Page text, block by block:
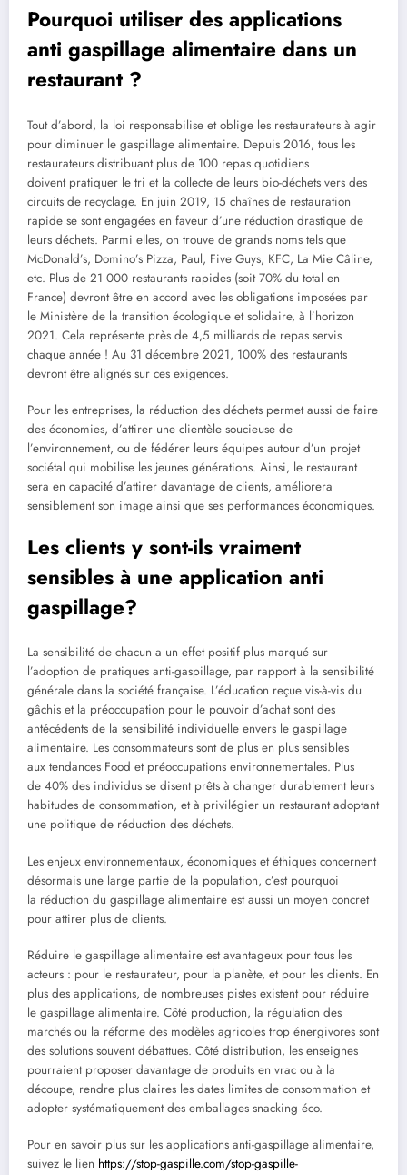
Pourquoi utiliser des applications
anti gaspillage alimentaire dans un
restaurant ?
Tout d’abord, la loi responsabilise et oblige les restaurateurs à agir
pour diminuer le gaspillage alimentaire. Depuis 2016, tous les
restaurateurs distribuant plus de 100 repas quotidiens
doivent pratiquer le tri et la collecte de leurs bio-déchets vers des
circuits de recyclage. En juin 2019, 15 chaînes de restauration
rapide se sont engagées en faveur d’une réduction drastique de
leurs déchets. Parmi elles, on trouve de grands noms tels que
McDonald’s, Domino’s Pizza, Paul, Five Guys, KFC, La Mie Câline,
etc. Plus de 21 000 restaurants rapides (soit 70% du total en
France) devront être en accord avec les obligations imposées par
le Ministère de la transition écologique et solidaire, à l’horizon
2021. Cela représente près de 4,5 milliards de repas servis
chaque année ! Au 31 décembre 2021, 100% des restaurants
devront être alignés sur ces exigences.
Pour les entreprises, la réduction des déchets permet aussi de faire
des économies, d’attirer une clientèle soucieuse de
l’environnement, ou de fédérer leurs équipes autour d’un projet
sociétal qui mobilise les jeunes générations. Ainsi, le restaurant
sera en capacité d’attirer davantage de clients, améliorera
sensiblement son image ainsi que ses performances économiques.
Les clients y sont-ils vraiment
sensibles à une application anti
gaspillage?
La sensibilité de chacun a un effet positif plus marqué sur
l’adoption de pratiques anti-gaspillage, par rapport à la sensibilité
générale dans la société française. L’éducation reçue vis-à-vis du
gâchis et la préoccupation pour le pouvoir d’achat sont des
antécédents de la sensibilité individuelle envers le gaspillage
alimentaire. Les consommateurs sont de plus en plus sensibles
aux tendances Food et préoccupations environnementales. Plus
de 40% des individus se disent prêts à changer durablement leurs
habitudes de consommation, et à privilégier un restaurant adoptant
une politique de réduction des déchets.
Les enjeux environnementaux, économiques et éthiques concernent
désormais une large partie de la population, c’est pourquoi
la réduction du gaspillage alimentaire est aussi un moyen concret
pour attirer plus de clients.
Réduire le gaspillage alimentaire est avantageux pour tous les
acteurs : pour le restaurateur, pour la planète, et pour les clients. En
plus des applications, de nombreuses pistes existent pour réduire
le gaspillage alimentaire. Côté production, la régulation des
marchés ou la réforme des modèles agricoles trop énergivores sont
des solutions souvent débattues. Côté distribution, les enseignes
pourraient proposer davantage de produits en vrac ou à la
découpe, rendre plus claires les dates limites de consommation et
adopter systématiquement des emballages snacking éco.
Pour en savoir plus sur les applications anti-gaspillage alimentaire,
suivez le lien https://stop-gaspille.com/stop-gaspille-